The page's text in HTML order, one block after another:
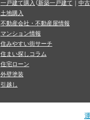
一戸建て購入 （新築一戸建て 中
土地購入
不動産会社・不動産屋情報
マンション情報
住みやすい街サーチ
住まい探しコラム
住宅ローン
外壁塗装
引越し